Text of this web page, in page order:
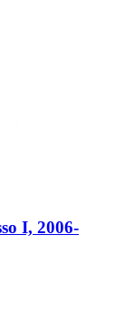
I, 2006-